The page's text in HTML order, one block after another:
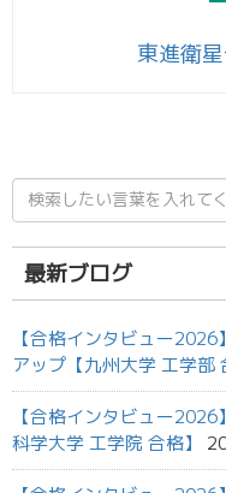
東進衛
検
索
結
果:
最新ブログ
【合格インタビュー
アップ【九州大学 工学部
【合格インタビュー
科学大学 工学院 合格】